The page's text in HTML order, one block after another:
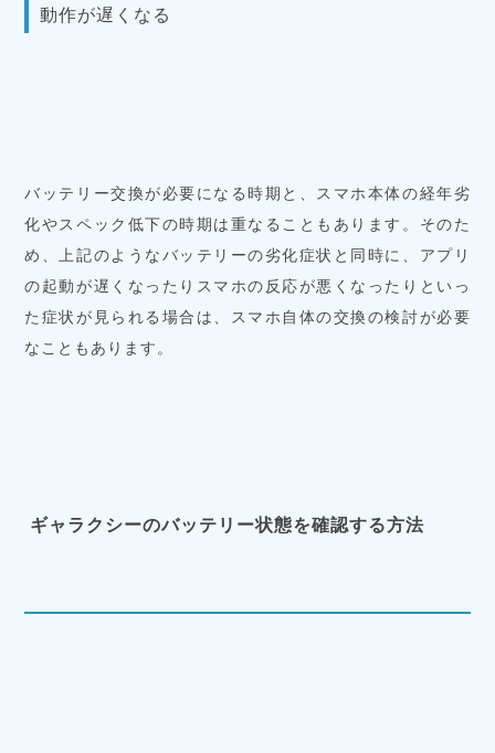
動作が遅くなる
バッテリー交換が必要になる時期と、スマホ本体の経年劣
化やスペック低下の時期は重なることもあります。そのた
め、上記のようなバッテリーの劣化症状と同時に、アプリ
の起動が遅くなったりスマホの反応が悪くなったりといっ
た症状が見られる場合は、スマホ自体の交換の検討が必要
なこともあります。
ギャラクシーのバッテリー状態を確認する方法